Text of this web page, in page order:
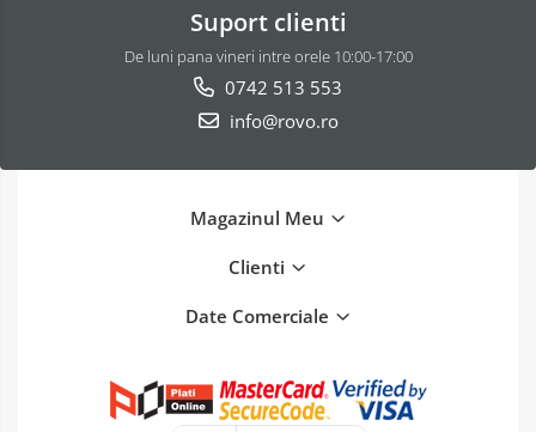
Suport clienti
De luni pana vineri intre orele 10:00-17:00
0742 513 553
info@rovo.ro
Magazinul Meu
Clienti
Date Comerciale